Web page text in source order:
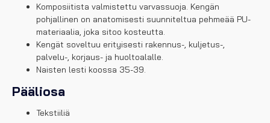
Komposiitista valmistettu varvassuoja. Kengän
pohjallinen on anatomisesti suunniteltua pehmeää PU-
materiaalia, joka sitoo kosteutta.
Kengät soveltuu erityisesti rakennus-, kuljetus-,
palvelu-, korjaus- ja huoltoalalle.
Naisten lesti koossa 35-39.
Pääliosa
Tekstiiliä